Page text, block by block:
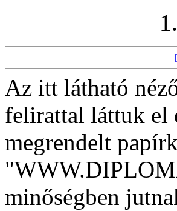
Az itt látható
felirattal láttuk el
megrendelt
minőségben